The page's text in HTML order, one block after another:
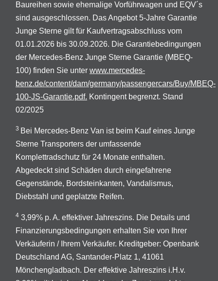
Baureihen sowie ehemalige Vorführwagen und EQV´s
sind ausgeschlossen. Das Angebot 5-Jahre Garantie
Junge Sterne gilt für Kaufvertragsabschluss vom
01.01.2026 bis 30.09.2026. Die Garantiebedingungen
der Mercedes-Benz Junge Sterne Garantie (MBEQ-
100) finden Sie unter www.mercedes-
benz.de/content/dam/germany/passengercars/Buy/MBEQ-
100-JS-Garantie.pdf. Kontingent begrenzt. Stand
02/2025
3 Bei Mercedes-Benz Van ist beim Kauf eines Junge
Sterne Transporters der umfassende
Komplettradschutz für 24 Monate enthalten.
Abgedeckt sind Schäden durch eingefahrene
Gegenstände, Bordsteinkanten, Vandalismus,
Diebstahl und geplatzte Reifen.
4 3,99% p. A. effektiver Jahreszins. Die Details und
Finanzierungsbedingungen erhalten Sie von Ihrer
Verkäuferin / Ihrem Verkäufer. Kreditgeber: Openbank
Deutschland AG, Santander-Platz 1, 41061
Mönchengladbach. Der effektive Jahreszins i.H.v.